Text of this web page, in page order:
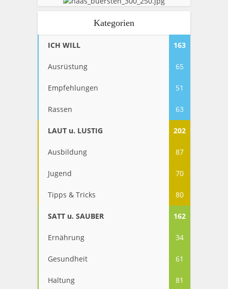
Kategorien
ICH WILL 163
Ausrüstung 65
Empfehlungen 51
Rassen 63
LAUT u. LUSTIG 202
Ausbildung 87
Jugend 70
Tipps & Tricks 80
SATT u. SAUBER 162
Ernährung 34
Gesundheit 61
Haltung 81